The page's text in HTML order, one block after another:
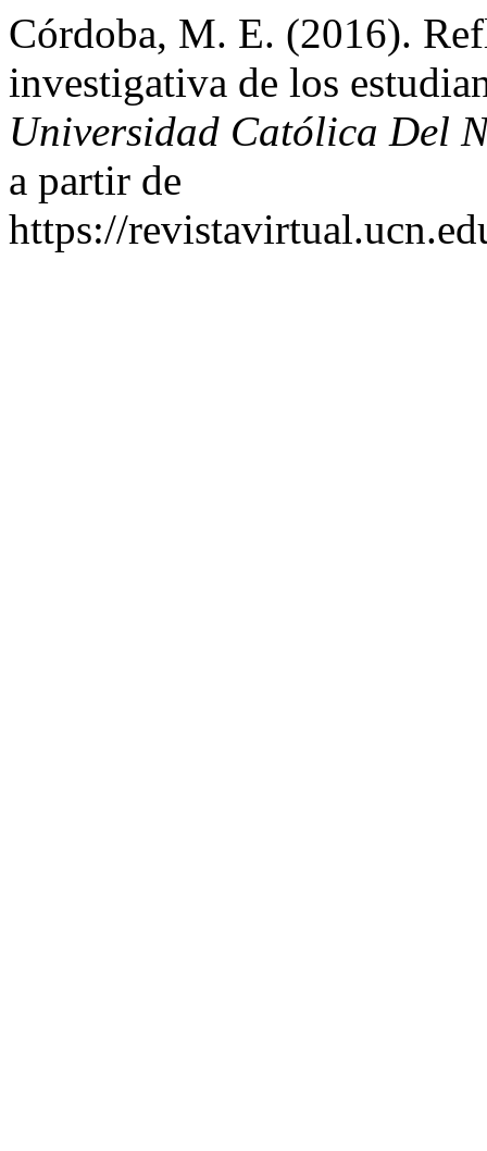
Córdoba, M. E. (2016).
investigativa de los
Universidad Católica Del
a partir de
https://